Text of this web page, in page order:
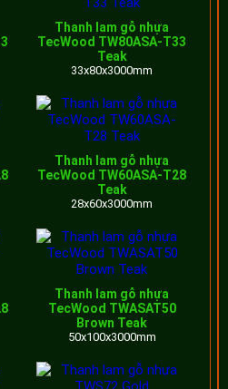
470.000 1.692.000
415.000 1.494.000
545.000 1.962.000
Thanh lam gỗ nhựa
TecWood TW80ASA-T33
Teak
33x80x3000mm
Thanh lam gỗ nhựa
TecWood TW60ASA-T28
Teak
28x60x3000mm
Thanh lam gỗ nhựa
TecWood TWASAT50
Brown Teak
50x100x3000mm